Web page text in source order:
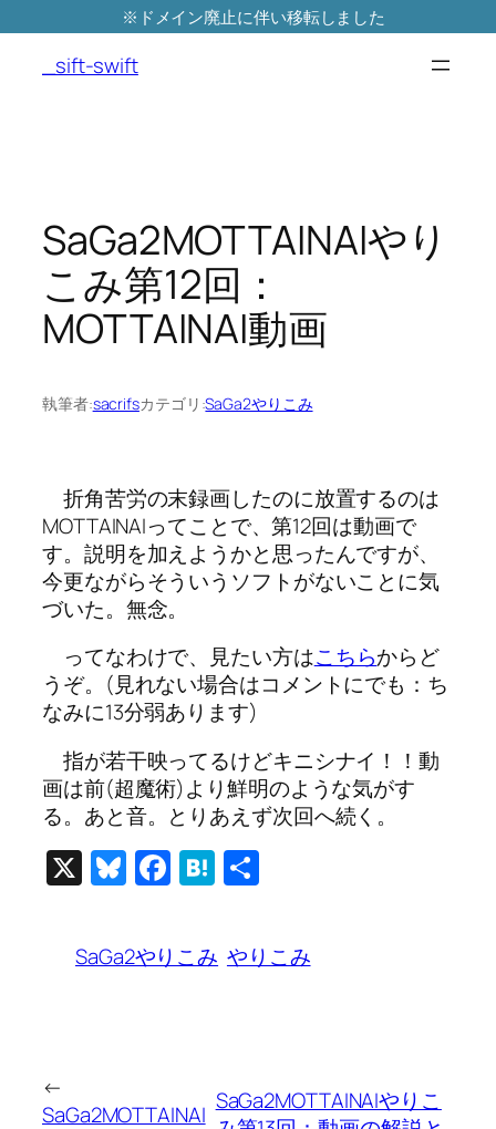
※ドメイン廃止に伴い移転しました
_sift-swift
SaGa2MOTTAINAIやり
こみ第12回：
MOTTAINAI動画
執筆者:sacrifsカテゴリ:SaGa2やりこみ
折角苦労の末録画したのに放置するのは
MOTTAINAIってことで、第12回は動画で
す。説明を加えようかと思ったんですが、
今更ながらそういうソフトがないことに気
づいた。無念。
ってなわけで、見たい方はこちらからど
うぞ。(見れない場合はコメントにでも：ち
なみに13分弱あります)
指が若干映ってるけどキニシナイ！！動
画は前(超魔術)より鮮明のような気がす
る。あと音。とりあえず次回へ続く。
X Bluesky
Facebook
Hatena
SaGa2やりこみ やりこみ
←
SaGa2MOTTAINAI SaGa2MOTTAINAIやりこ